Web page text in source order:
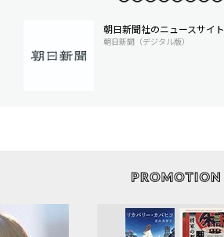
朝日新聞社のニュースサイト
朝日新聞（デジタル版）